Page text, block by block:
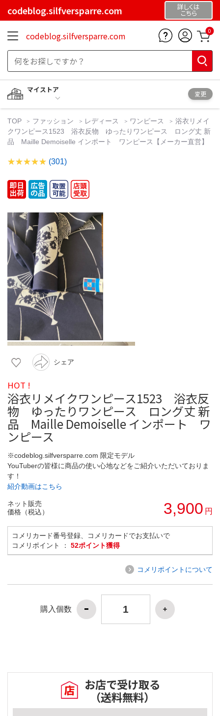
codeblog.silfversparre.com 詳しくは
こちら
codeblog.silfversparre.com 0
マイストア
変更
TOP ファッション レディース ワンピース
浴衣リメイ
クワンピース1523 浴衣反物 ゆったりワンピース ロング丈 新
品 Maille Demoiselle インポート ワンピース【メーカー直営】
(301)
シェア
HOT !
浴衣リメイクワンピース1523 浴衣反
物 ゆったりワンピース ロング丈 新
品 Maille Demoiselle インポート ワ
ンピース
※codeblog.silfversparre.com 限定モデル
YouTuberの皆様に商品の使い心地などをご紹介いただいておりま
す！
紹介動画はこちら
ネット販売
価格（税込）
3,900 円
コメリカード番号登録、コメリカードでお支払いで
コメリポイント ： 52ポイント獲得
コメリポイントについて
購入個数
お店で受け取る
（送料無料）